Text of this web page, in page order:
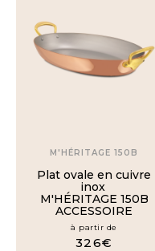
M'HÉRITAGE 150B
Plat ovale en cuivre
inox
M'HÉRITAGE 150B
ACCESSOIRE
à partir de
326€